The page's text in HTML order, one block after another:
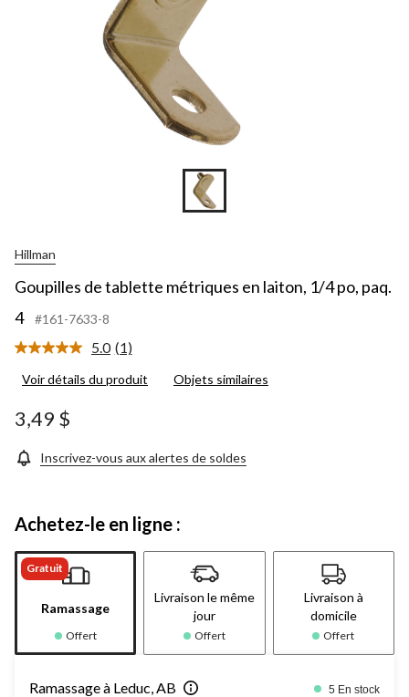
Hillman
Goupilles de tablette métriques en laiton, 1/4 po, paq.
4
#161-7633-8
5.0 Lire
commentaire.
page.
(1)
Voir détails du produit Objets similaires
3,49 $
Inscrivez-vous aux alertes de soldes
Achetez-le en ligne :
Gratuit
Ramassage
Offert
Livraison le même
jour
Offert
Livraison à
domicile
Offert
Ramassage à Leduc, AB 5 En stock